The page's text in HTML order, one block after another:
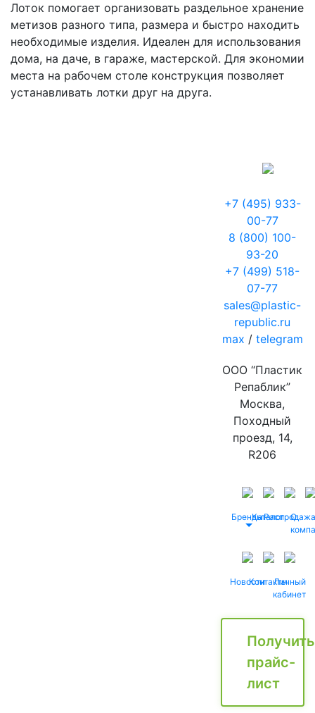
Лоток помогает организовать раздельное хранение
метизов разного типа, размера и быстро находить
необходимые изделия. Идеален для использования
дома, на даче, в гараже, мастерской. Для экономии
места на рабочем столе конструкция позволяет
устанавливать лотки друг на друга.
+7 (495) 933-
00-77
8 (800) 100-
93-20
+7 (499) 518-
07-77
sales@plastic-
republic.ru
max / telegram
ООО “Пластик
Репаблик”
Москва,
Походный
проезд, 14,
R206
БрендыКаталог
Распродажа
О
НовостиКонтактыЛичный
кабинет
Получить
прайс-
лист